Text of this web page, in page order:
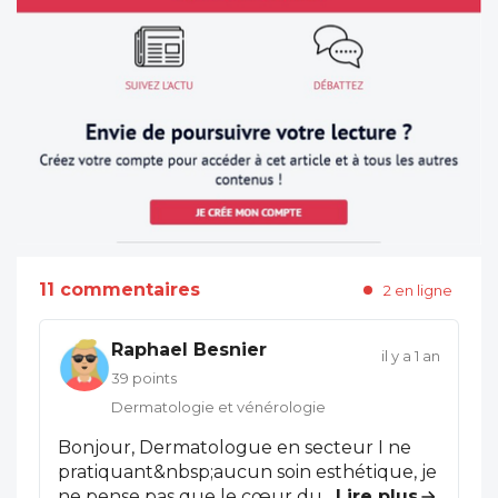
11 commentaires 2 en ligne
Raphael Besnier
39 points
Dermatologie et vénérologie
il y a 1 an
Bonjour, Dermatologue en secteur I ne
pratiquant&nbsp;aucun soin esthétique, je